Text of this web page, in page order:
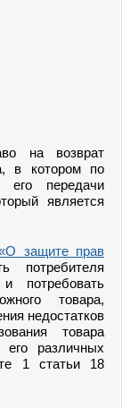
на возврат
в котором по
его передачи
является
защите прав
потребителя
потребовать
товара,
недостатков
товара
его различных
1 статьи 18